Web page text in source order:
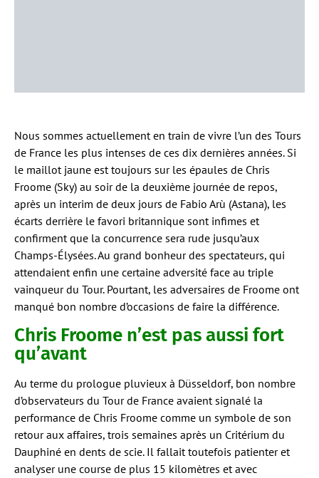
Nous sommes actuellement en train de vivre l’un des Tours
de France les plus intenses de ces dix dernières années. Si
le maillot jaune est toujours sur les épaules de Chris
Froome (Sky) au soir de la deuxième journée de repos,
après un interim de deux jours de Fabio Arù (Astana), les
écarts derrière le favori britannique sont infimes et
confirment que la concurrence sera rude jusqu’aux
Champs-Élysées. Au grand bonheur des spectateurs, qui
attendaient enfin une certaine adversité face au triple
vainqueur du Tour. Pourtant, les adversaires de Froome ont
manqué bon nombre d’occasions de faire la différence.
Chris Froome n’est pas aussi fort
qu’avant
Au terme du prologue pluvieux à Düsseldorf, bon nombre
d’observateurs du Tour de France avaient signalé la
performance de Chris Froome comme un symbole de son
retour aux affaires, trois semaines après un Critérium du
Dauphiné en dents de scie. Il fallait toutefois patienter et
analyser une course de plus 15 kilomètres et avec